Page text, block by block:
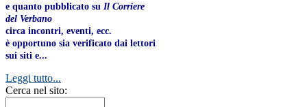
e quanto pubblicato su Il Corriere
del Verbano
circa incontri, eventi, ecc.
è opportuno sia verificato dai lettori
sui siti e...
Leggi tutto...
Cerca nel sito: